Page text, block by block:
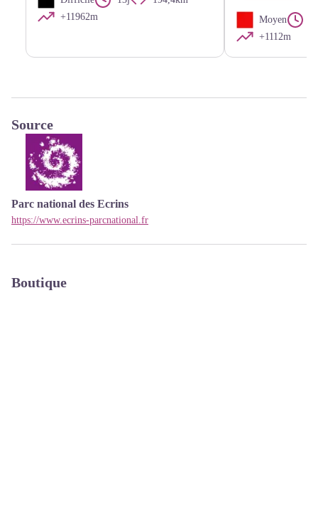
+11962m
Moyen
+1112m
Source
Parc national des Ecrins
https://www.ecrins-parcnational.fr
Boutique